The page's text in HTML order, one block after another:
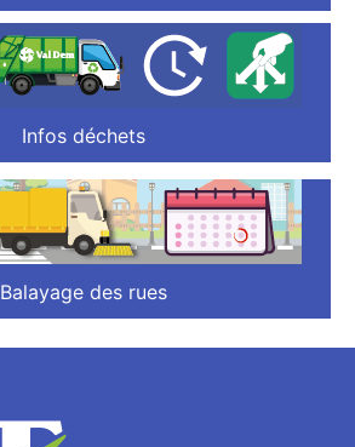
Infos déchets
Balayage des rues